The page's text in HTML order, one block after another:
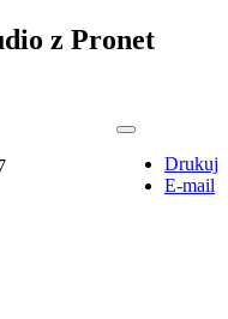
z Pronet
Drukuj
E-mail